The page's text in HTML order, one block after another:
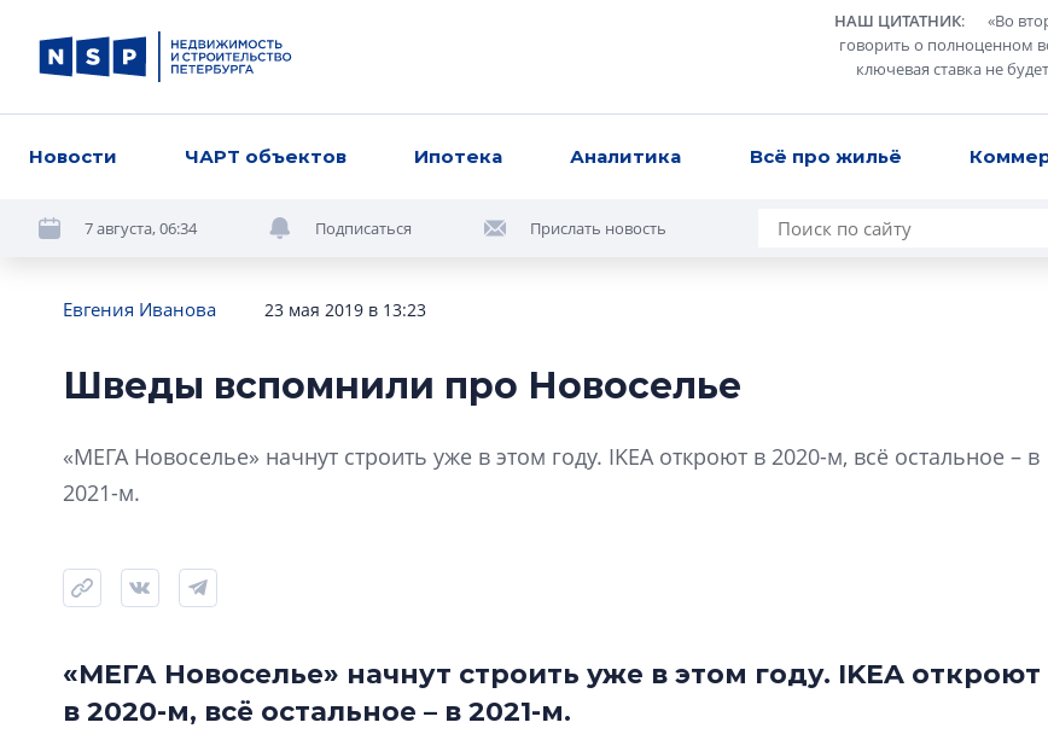
НАШ ЦИТАТНИК: «Во
говорить о полноценном
ключевая ставка не
Новости ЧАРТ объектов Ипотека Аналитика Всё про жильё
7 августа, 06:34 Подписаться Прислать новость
Евгения Иванова 23 мая 2019 в 13:23
Шведы вспомнили про Новоселье
«МЕГА Новоселье» начнут строить уже в этом году. IKEA откроют в 2020-м, всё остальное – в
2021-м.
«МЕГА Новоселье» начнут строить уже в этом году. IKEA откроют
в 2020-м, всё остальное – в 2021-м.
рынка?